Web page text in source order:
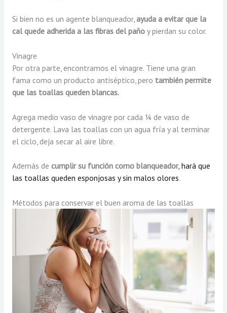
Si bien no es un agente blanqueador, ayuda a evitar que la
cal quede adherida a las fibras del pañoy pierdan su color.
Vinagre
Por otra parte, encontramos el vinagre. Tiene una gran
fama como un producto antiséptico, pero también permite
que las toallas queden blancas.
Agrega medio vaso de vinagre por cada ¼ de vaso de
detergente. Lava las toallas con un agua fría y al terminar
el ciclo, deja secar al aire libre.
Además de cumplir su función como blanqueador, hará que
las toallas queden esponjosas y sin malos olores.
Métodos para conservar el buen aroma de las toallas